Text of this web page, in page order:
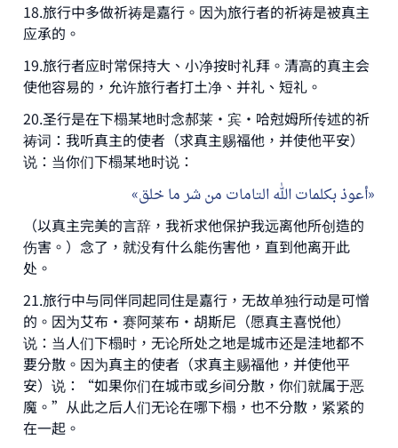
18.旅行中多做祈祷是嘉行。因为旅行者的祈祷是被真主
应承的。
19.旅行者应时常保持大、小净按时礼拜。清高的真主会
使他容易的，允许旅行者打土净、并礼、短礼。
20.圣行是在下榻某地时念郝莱·宾·哈尅姆所传述的祈
祷词：我听真主的使者（求真主赐福他，并使他平安）
说：当你们下榻某地时说：
أعوذ بكلمات الله التامات من شر ما خلق
（以真主完美的言辞，我祈求他保护我远离他所创造的
伤害。）念了，就没有什么能伤害他，直到他离开此
处。
21.旅行中与同伴同起同住是嘉行，无故单独行动是可憎
的。因为艾布·赛阿莱布·胡斯尼（愿真主喜悦他）
说：当人们下榻时，无论所处之地是城市还是洼地都不
要分散。因为真主的使者（求真主赐福他，并使他平
安）说：“如果你们在城市或乡间分散，你们就属于恶
魔。”从此之后人们无论在哪下榻，也不分散，紧紧的
在一起。